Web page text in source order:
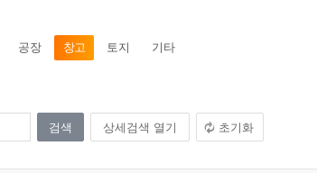
공장 창고 토지 기타
상세검색 열기 초기화